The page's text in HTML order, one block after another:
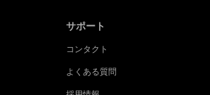
サポート
コンタクト
よくある質問